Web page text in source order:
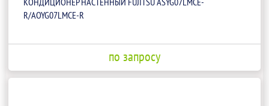
КОНДИЦИОНЕР НАСТЕННЫЙ FUJITSU ASYG07LMCE-
R/AOYG07LMCE-R
по запросу